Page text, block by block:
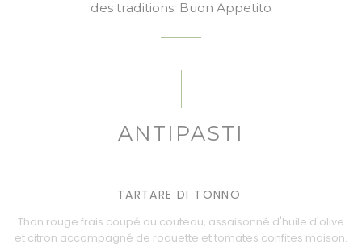
des traditions. Buon Appetito
ANTIPASTI
TARTARE DI TONNO
Thon rouge frais coupé au couteau, assaisonné d'huile d'olive
et citron accompagné de roquette et tomates confites maison.